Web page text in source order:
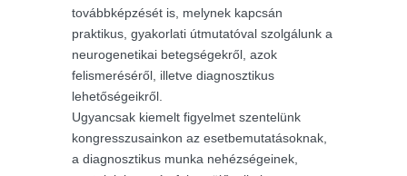
továbbképzését is, melynek kapcsán
praktikus, gyakorlati útmutatóval szolgálunk a
neurogenetikai betegségekről, azok
felismeréséről, illetve diagnosztikus
lehetőségeikről.
Ugyancsak kiemelt figyelmet szentelünk
kongresszusainkon az esetbemutatásoknak,
a diagnosztikus munka nehézségeinek,